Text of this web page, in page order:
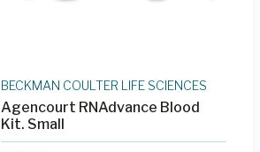
BECKMAN COULTER LIFE SCIENCES
Agencourt RNAdvance Blood
Kit. Small